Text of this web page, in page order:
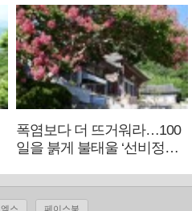
폭염보다 더 뜨거워라…100
일을 붉게 불태울 ‘선비정신’
엑스 페이스북